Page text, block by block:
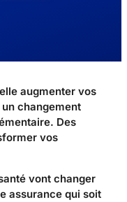
augmenter vos
changement
Des
vos
vont changer
assurance qui soit